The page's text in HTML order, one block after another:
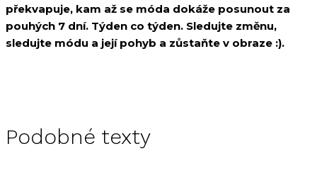
překvapuje, kam až se móda dokáže posunout za
pouhých 7 dní. Týden co týden. Sledujte změnu,
sledujte módu a její pohyb a zůstaňte v obraze :).
Podobné texty